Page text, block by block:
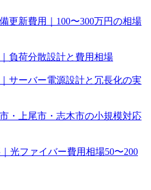
更新費用｜100〜300万円の相場
負荷分散設計と費用相場
サーバー電源設計と冗長化の実
・上尾市・志木市の小規模対応
光ファイバー費用相場50〜200